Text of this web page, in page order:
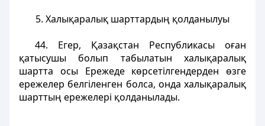
5. Халықаралық шарттардың қолданылуы
44. Егер, Қазақстан Республикасы оған
қатысушы болып табылатын халықаралық
шартта осы Ережеде көрсетілгендерден өзге
ережелер белгіленген болса, онда халықаралық
шарттың ережелері қолданылады.